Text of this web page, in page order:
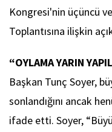
Kongresi'nin üçüncü
Toplantısına ilişkin
“OYLAMA YARIN
Başkan Tunç Soyer,
sonlandığını ancak
ifade etti. Soyer,